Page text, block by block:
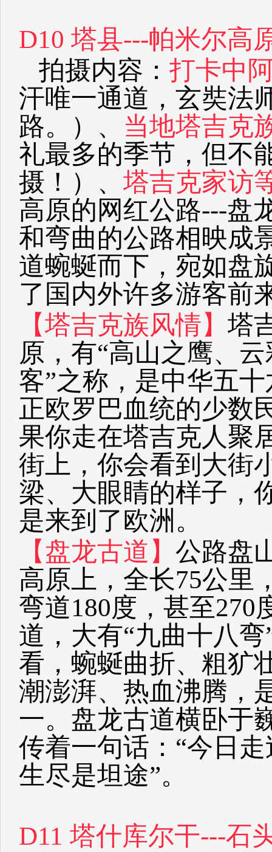
D10 塔县---帕米尔高
拍摄内容： 打卡中
汗唯一通道，玄奘法
路。）、 当地塔吉克
礼最多的季节，但不
摄！）、 塔吉克家访
高原的网红公路---盘
和弯曲的公路相映成
道蜿蜒而下，宛如盘
了国内外许多游客前
【塔吉克族风情】 塔
原，有“高山之鹰、
客”之称，是中华五
正欧罗巴血统的少数
果你走在塔吉克人聚
街上，你会看到大街
梁、大眼睛的样子，
是来到了欧洲。
【盘龙古道】 公路盘
高原上，全长75公里
弯道180度，甚至270
道，大有“九曲十八
看，蜿蜒曲折、粗犷
潮澎湃、热血沸腾，
一。盘龙古道横卧于
传着一句话：“今日
生尽是坦途”。
D11 塔什库尔干---石